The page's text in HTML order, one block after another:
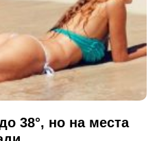
38°, но на места